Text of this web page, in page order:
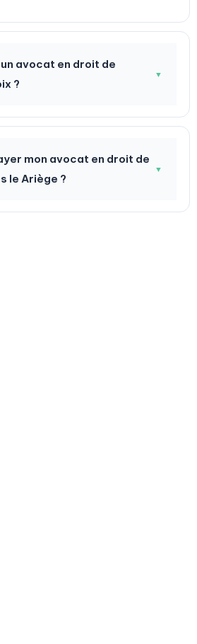
avocat en droit de
?
▼
mon avocat en droit de
le Ariège ?
▼